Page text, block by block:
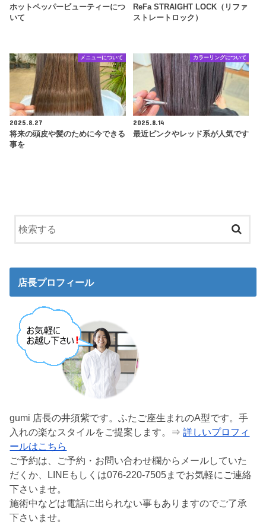
ホットペッパービューティーにつ
いて
ReFa STRAIGHT LOCK（リファ
ストレートロック）
メニューについて
2025.8.27
将来の頭皮や髪のために今できる
事を
カラーリングについて
2025.8.14
最近ピンクやレッド系が人気です
店長プロフィール
gumi 店長の井須紫です。ふたご座生まれのA型です。手
入れの楽なスタイルをご提案します。⇒詳しいプロフィ
ールはこちら
ご予約は、ご予約・お問い合わせ欄からメールしていた
だくか、LINEもしくは076-220-7505までお気軽にご連絡
下さいませ。
施術中などは電話に出られない事もありますのでご了承
下さいませ。